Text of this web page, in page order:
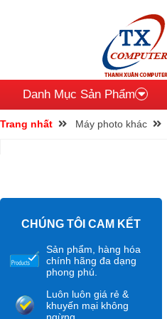
Danh Mục Sản Phẩm
Trang nhất Máy photo khác
CHÚNG TÔI CAM KẾT
Sản phẩm, hàng hóa
chính hãng đa dạng
phong phú.
Luôn luôn giá rẻ &
khuyến mại không